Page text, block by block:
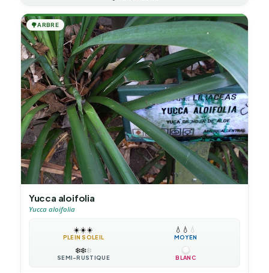
🌳ARBRE
Yucca aloifolia
Yucca aloifolia
☀️☀️☀️
PLEIN SOLEIL
💧 💧 💧
MOYEN
❄️❄️❄️
SEMI-RUSTIQUE BLANC